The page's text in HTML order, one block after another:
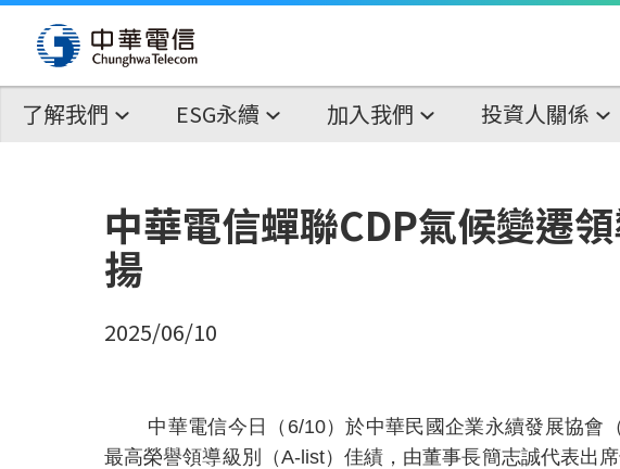
了解我們 ESG永續 加入我們 投資人關係
中華電信蟬聯CDP氣候變遷
揚
2025/06/10
中華電信今日（ 6/10）於中華民國企業永續發展協會（
最高榮譽領導級別（A-list）佳績，由董事長簡志誠代表出席